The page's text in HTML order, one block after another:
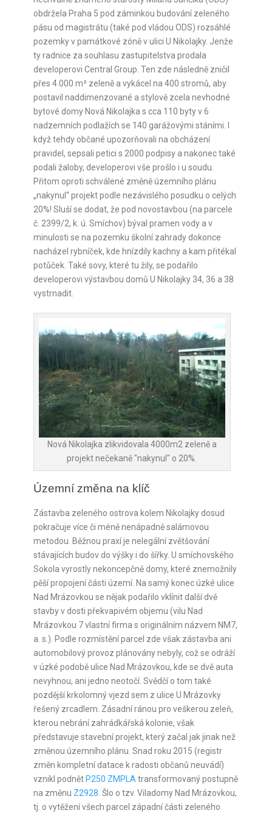
obdržela Praha 5 pod záminkou budování zeleného
pásu od magistrátu (také pod vládou ODS) rozsáhlé
pozemky v památkové zóně v ulici U Nikolajky. Jenže
ty radnice za souhlasu zastupitelstva prodala
developerovi Central Group. Ten zde následně zničil
přes 4.000 m² zeleně a vykácel na 400 stromů, aby
postavil naddimenzované a stylově zcela nevhodné
bytové domy Nová Nikolajka s cca 110 byty v 6
nadzemních podlažích se 140 garážovými stáními. I
když tehdy občané upozorňovali na obcházení
pravidel, sepsali petici s 2000 podpisy a nakonec také
podali žaloby, developerovi vše prošlo i u soudu.
Přitom oproti schválené změně územního plánu
„nakynul“ projekt podle nezávislého posudku o celých
20%! Sluší se dodat, že pod novostavbou (na parcele
č. 2399/2, k. ú. Smíchov) býval pramen vody a v
minulosti se na pozemku školní zahrady dokonce
nacházel rybníček, kde hnízdily kachny a kam přitékal
potůček. Také sovy, které tu žily, se podařilo
developerovi výstavbou domů U Nikolajky 34, 36 a 38
vystrnadit.
Nová Nikolajka zlikvidovala 4000m2 zeleně a
projekt nečekaně "nakynul" o 20%.
Územní změna na klíč
Zástavba zeleného ostrova kolem Nikolajky dosud
pokračuje více či méně nenápadně salámovou
metodou. Běžnou praxí je nelegální zvětšování
stávajících budov do výšky i do šířky. U smíchovského
Sokola vyrostly nekoncepčně domy, které znemožnily
pěší propojení části území. Na samý konec úzké ulice
Nad Mrázovkou se nějak podařilo vklínit další dvě
stavby v dosti překvapivém objemu (vilu Nad
Mrázovkou 7 vlastní firma s originálním názvem NM7,
a. s.). Podle rozmístění parcel zde však zástavba ani
automobilový provoz plánovány nebyly, což se odráží
v úzké podobě ulice Nad Mrázovkou, kde se dvě auta
nevyhnou, ani jedno neotočí. Svědčí o tom také
pozdější krkolomný vjezd sem z ulice U Mrázovky
řešený zrcadlem. Zásadní ránou pro veškerou zeleň,
kterou nebrání zahrádkářská kolonie, však
představuje stavební projekt, který začal jak jinak než
změnou územního plánu. Snad roku 2015 (registr
změn kompletní datace k radosti občanů neuvádí)
vznikl podnět P250 ZMPLAtransformovaný postupně
na změnu Z2928. Šlo o tzv. Viladomy Nad Mrázovkou,
tj. o vytěžení všech parcel západní části zeleného